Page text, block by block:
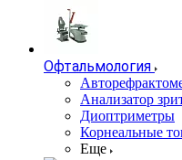
Офтальмология
Анализатор
Диоптриметры
Корнеальные
Еще